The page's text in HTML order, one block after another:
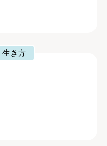
生き方